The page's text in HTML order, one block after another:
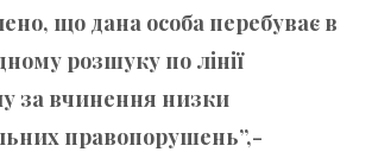
що дана особа перебуває в
розшуку по лінії
за вчинення низки
правопорушень”,-